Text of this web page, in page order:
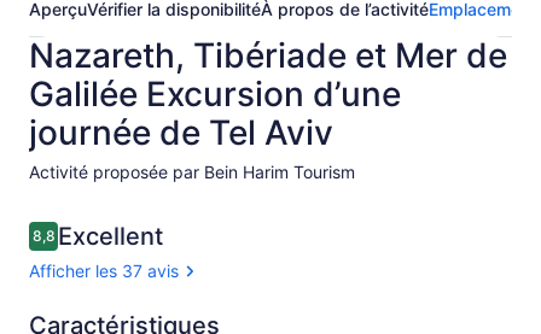
AperçuVérifier la disponibilitéÀ propos de l’activitéEmplacement
Nazareth, Tibériade et Mer de
Galilée Excursion d’une
journée de Tel Aviv
Activité proposée par Bein Harim Tourism
Avis
8,88,8 sur 10 –
Excellent
Afficher les 37 avis
8.8Excellent
Caractéristiques